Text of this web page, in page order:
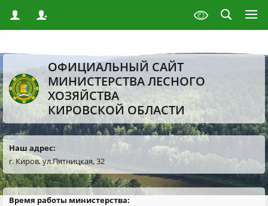
ОФИЦИАЛЬНЫЙ САЙТ
МИНИСТЕРСТВА ЛЕСНОГО
ХОЗЯЙСТВА
КИРОВСКОЙ ОБЛАСТИ
Наш адрес:
г. Киров, ул.Пятницкая, 32
Время работы министерства: